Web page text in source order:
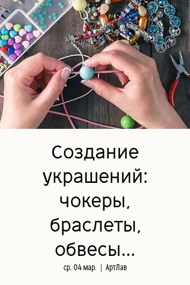
Создание
украшений:
чокеры,
браслеты,
обвесы...
ср, 04 мар. АртЛав